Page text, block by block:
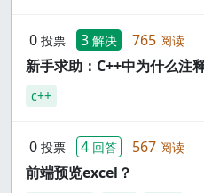
0 投票 3 解决 765 阅读
新手求助：C++中为什么注
c++
0 投票 4 回答 567 阅读
前端预览excel？